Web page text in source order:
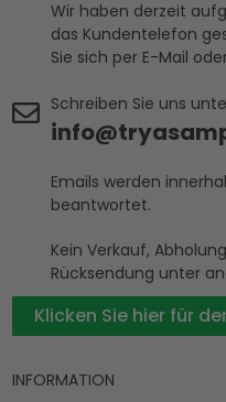
Wir haben derzeit
das Kundentelefon
Sie sich per E-Mail
Schreiben Sie uns
Emails werden
beantwortet.
Kein Verkauf,
Rücksendung unter
Klicken Sie hier für
INFORMATION